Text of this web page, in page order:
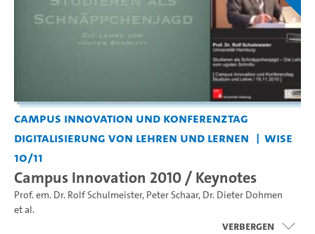
Campus Innovation und Konferenztag
Digitalisierung von Lehren und Lernen
WiSe
10/11
Campus Innovation 2010 / Keynotes
Prof. em. Dr. Rolf Schulmeister, Peter Schaar, Dr. Dieter Dohmen
et al.
Verbergen